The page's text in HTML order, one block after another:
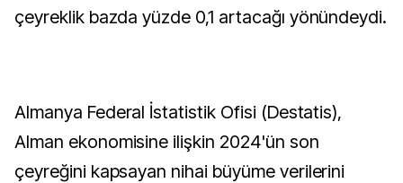
çeyreklik bazda yüzde 0,1 artacağı yönündeydi.
Almanya Federal İstatistik Ofisi (Destatis),
Alman ekonomisine ilişkin 2024'ün son
çeyreğini kapsayan nihai büyüme verilerini